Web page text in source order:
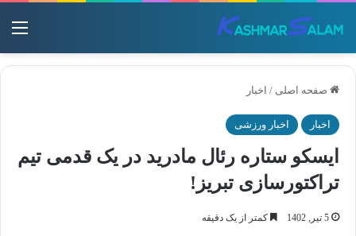
صفحه اصلی / اخبار
اخبار اخبار ورزشی
ایسکو ستاره رئال مادرید در یک قدمی تیم
تراکتورسازی تبریز!
5 تیر, 1402 کمتر از یک دقیقه